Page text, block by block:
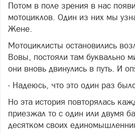
Потом в поле зрения в нас
мотоциклов. Один из них мы
Жене.
Мотоциклисты остановились
Вовы, постояли там буквально
они вновь двинулись в путь. И
- Надеюсь, что это один раз
Но эта история повторялась
приезжал то с один или двумя
десятком своих